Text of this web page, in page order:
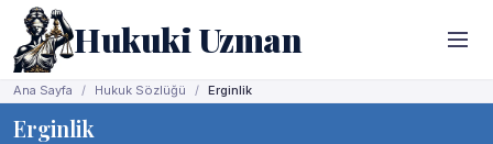
Hukuki Uzman
Ana Sayfa Hukuk Sözlüğü Erginlik
Erginlik